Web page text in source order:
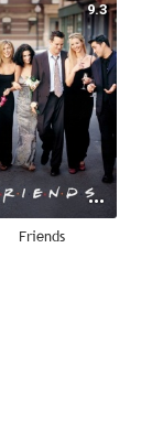
9.3
Friends